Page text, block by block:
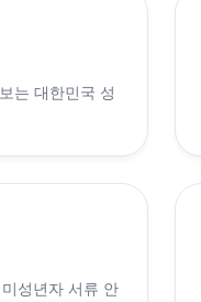
는 대한민국 성
성년자 서류 안